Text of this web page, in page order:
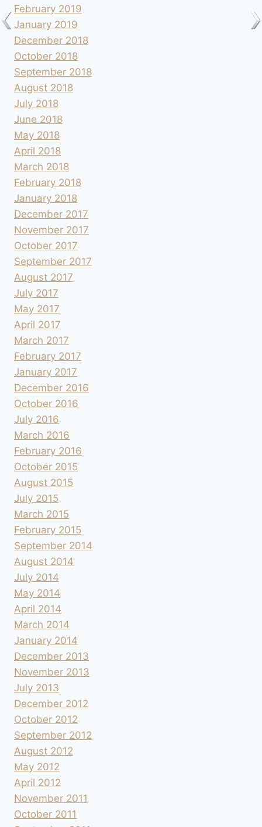
February 2019
January 2019
December 2018
October 2018
September 2018
August 2018
July 2018
June 2018
May 2018
April 2018
March 2018
February 2018
January 2018
December 2017
November 2017
October 2017
September 2017
August 2017
July 2017
May 2017
April 2017
March 2017
February 2017
January 2017
December 2016
October 2016
July 2016
March 2016
February 2016
October 2015
August 2015
July 2015
March 2015
February 2015
September 2014
August 2014
July 2014
May 2014
April 2014
March 2014
January 2014
December 2013
November 2013
July 2013
December 2012
October 2012
September 2012
August 2012
May 2012
April 2012
November 2011
October 2011